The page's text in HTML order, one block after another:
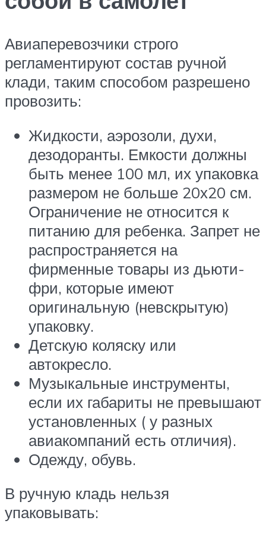
Авиаперевозчики строго
регламентируют состав ручной
клади, таким способом разрешено
провозить:
Жидкости, аэрозоли, духи,
дезодоранты. Емкости должны
быть менее 100 мл, их упаковка
размером не больше 20х20 см.
Ограничение не относится к
питанию для ребенка. Запрет не
распространяется на
фирменные товары из дьюти-
фри, которые имеют
оригинальную (невскрытую)
упаковку.
Детскую коляску или
автокресло.
Музыкальные инструменты,
если их габариты не превышают
установленных ( у разных
авиакомпаний есть отличия).
Одежду, обувь.
В ручную кладь нельзя
упаковывать: